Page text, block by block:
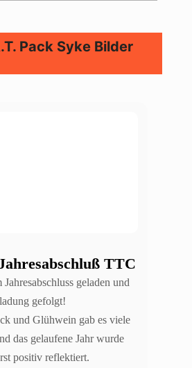
Pack Syke Bilder
TTC
geladen und
gefolgt!
und Glühwein gab es viele
das gelaufene Jahr wurde
positiv reflektiert.